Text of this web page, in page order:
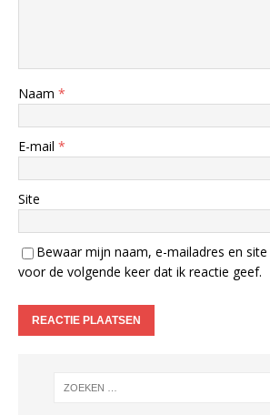
Naam *
E-mail *
Site
Bewaar mijn naam, e-mailadres en
voor de volgende keer dat ik reactie geef.